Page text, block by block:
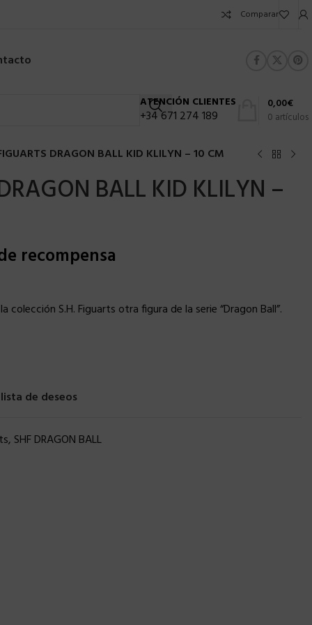
Comparar
ATENCIÓN CLIENTES
+34 671 274 189 0 artículos
0,00€
DRAGON BALL KID KLILYN – 10 CM
BALL KID KLILYN –
recompensa
colección S.H. Figuarts otra figura de la serie “Dragon Ball”.
de deseos
, SHF DRAGON BALL